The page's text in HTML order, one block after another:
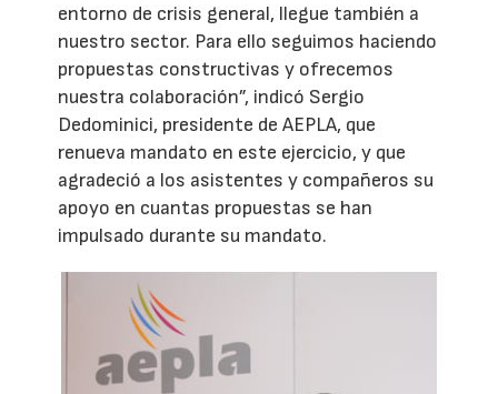
entorno de crisis general, llegue también a
nuestro sector. Para ello seguimos haciendo
propuestas constructivas y ofrecemos
nuestra colaboración”, indicó Sergio
Dedominici, presidente de AEPLA, que
renueva mandato en este ejercicio, y que
agradeció a los asistentes y compañeros su
apoyo en cuantas propuestas se han
impulsado durante su mandato.